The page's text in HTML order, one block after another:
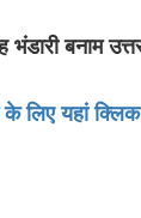
बनाम
लिए यहां